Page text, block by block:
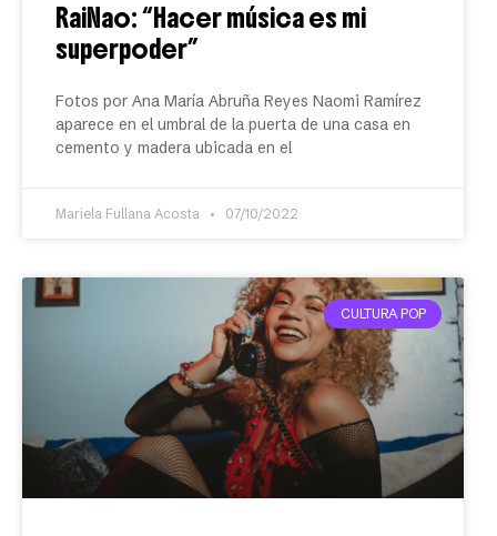
RaiNao: “Hacer música es mi
superpoder”
Fotos por Ana María Abruña Reyes Naomi Ramírez
aparece en el umbral de la puerta de una casa en
cemento y madera ubicada en el
Mariela Fullana Acosta 07/10/2022
CULTURA POP